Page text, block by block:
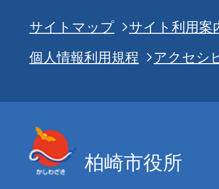
サイトマップ
サイト利用案
個人情報利用規程
アクセシ
柏崎市役所